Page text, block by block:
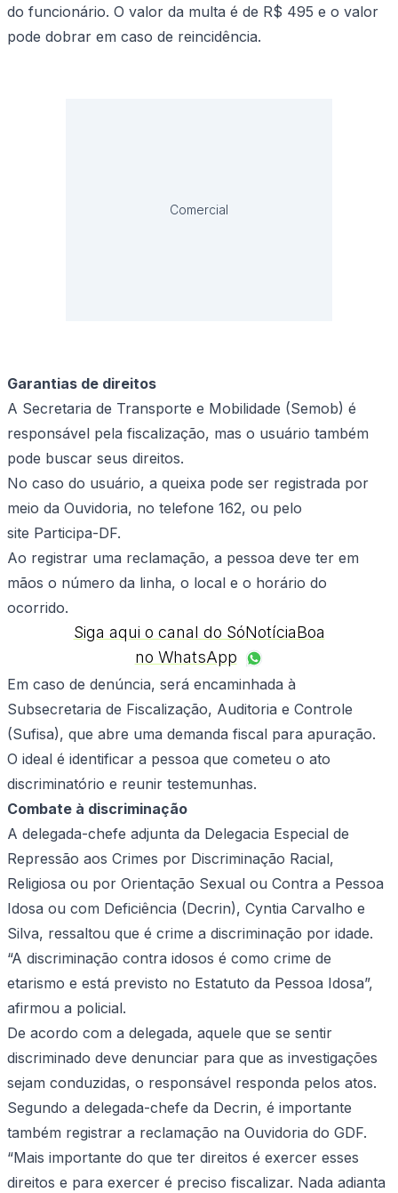
do funcionário. O valor da multa é de R$ 495 e o valor
pode dobrar em caso de reincidência.
Comercial
Garantias de direitos
A Secretaria de Transporte e Mobilidade (Semob) é
responsável pela fiscalização, mas o usuário também
pode buscar seus direitos.
No caso do usuário, a queixa pode ser registrada por
meio da Ouvidoria, no telefone 162, ou pelo
site Participa-DF.
Ao registrar uma reclamação, a pessoa deve ter em
mãos o número da linha, o local e o horário do
ocorrido.
Siga aqui o canal do SóNotíciaBoa
no WhatsApp
Em caso de denúncia, será encaminhada à
Subsecretaria de Fiscalização, Auditoria e Controle
(Sufisa), que abre uma demanda fiscal para apuração.
O ideal é identificar a pessoa que cometeu o ato
discriminatório e reunir testemunhas.
Combate à discriminação
A delegada-chefe adjunta da Delegacia Especial de
Repressão aos Crimes por Discriminação Racial,
Religiosa ou por Orientação Sexual ou Contra a Pessoa
Idosa ou com Deficiência (Decrin), Cyntia Carvalho e
Silva, ressaltou que é crime a discriminação por idade.
“A discriminação contra idosos é como crime de
etarismo e está previsto no Estatuto da Pessoa Idosa”,
afirmou a policial.
De acordo com a delegada, aquele que se sentir
discriminado deve denunciar para que as investigações
sejam conduzidas, o responsável responda pelos atos.
Segundo a delegada-chefe da Decrin, é importante
também registrar a reclamação na Ouvidoria do GDF.
“Mais importante do que ter direitos é exercer esses
direitos e para exercer é preciso fiscalizar. Nada adianta